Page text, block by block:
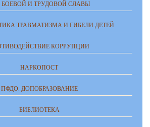
БОЕВОЙ И ТРУДОВОЙ СЛАВЫ
ТРАВМАТИЗМА И ГИБЕЛИ ДЕТЕЙ
КОРРУПЦИИ
НАРКОПОСТ
ПФДО. ДОПОБРАЗОВАНИЕ
БИБЛИОТЕКА